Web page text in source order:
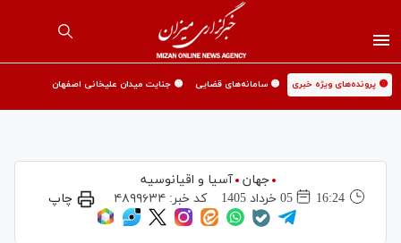
🟡 پرونده‌های ویژه خبری 🟡 سامانه‌های قضایی 🟡 جنایت میدان علیخانی اصفهان
جهان
آسیا و اقیانوسیه
16:24
05 خرداد 1405 کد خبر:۴۸۹۹۶۳۴ چاپ